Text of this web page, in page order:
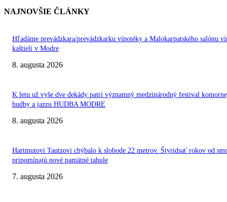
NAJNOVŠIE ČLÁNKY
Hľadáme prevádzkara/prevádzkarku vínotéky a Malokarpatského salónu
kaštieli v Modre
8. augusta 2026
K letu už vyše dve dekády patrí významný medzinárodný festival
hudby a jazzu HUDBA MODRE
8. augusta 2026
Hartmutovi Tautzovi chýbalo k slobode 22 metrov. Štyridsať rokov od
pripomínajú nové pamätné tabule
7. augusta 2026